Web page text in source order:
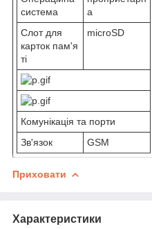
система
а
Слот для
карток пам'я
ті
microSD
Комунікація та порти
Зв'язок
GSM
Приховати
Характеристики